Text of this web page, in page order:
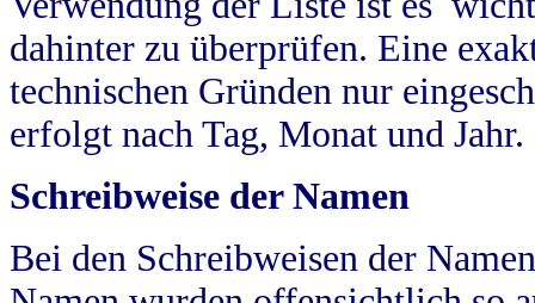
dahinter zu überprüfen. Eine
technischen Gründen nur
erfolgt nach Tag, Monat und Jahr.
Schreibweise der Namen
Bei den Schreibweisen der